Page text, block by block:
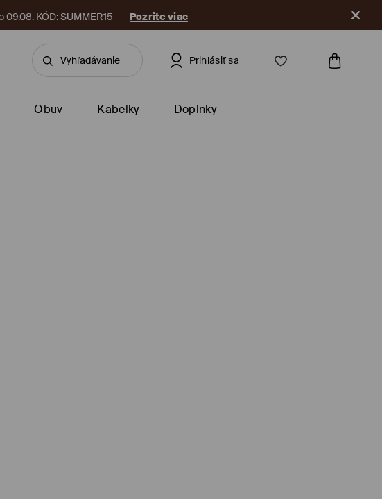
Stiahnite si aplikáciu
Prihlásiť sa
Obuv Kabelky Doplnky